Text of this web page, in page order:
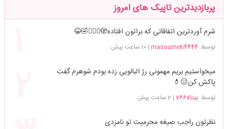
پربازدیدترین تاپیک های امروز
شرم آوردترین اتفاقاتی که براتون افتاده🫣🤦🏻‍♀️🤣😂
توسطmasoumeh4444
| 10 ساعت پیش
میخواستیم بریم مهمونی رژ البالویی زده بودم شوهرم گفت
پاکش کن😑💄
توسطبیتا7667 | 2 ساعت پیش
نظرتون راجب صیغه محرمیت تو نامزدی